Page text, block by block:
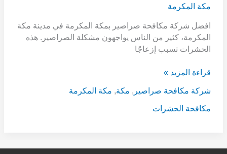
مكة المكرمة
افضل شركة مكافحة صراصير بمكة المكرمة في مدينة مكة
المكرمة، كثير من الناس يواجهون مشكلة الصراصير. هذه
الحشرات تسبب إزعاجًا
بمكة
خصم
35%
قراءة المزيد »
شركة مكافحة صراصير, مكة,مكة المكرمة
مكافحة الحشرات